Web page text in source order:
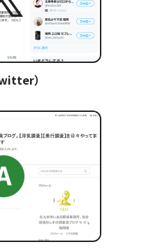
）